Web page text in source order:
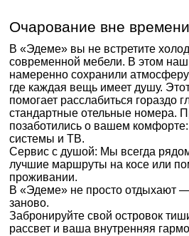
Очарование вне
В «Эдеме» вы не встретите
современной мебели. В этом
намеренно сохранили
где каждая вещь имеет душу.
помогает расслабиться гораздо
стандартные отельные номера.
позаботились о вашем
системы и ТВ.
Сервис с душой: Мы всегда
лучшие маршруты на косе или
проживании.
В «Эдеме» не просто отдыхают
заново.
Забронируйте свой островок
рассвет и ваша внутренняя